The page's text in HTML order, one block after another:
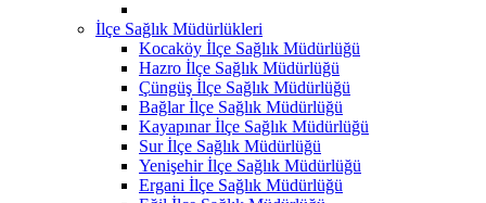
İlçe Sağlık Müdürlükleri
Kocaköy İlçe Sağlık Müdürlüğü
Hazro İlçe Sağlık Müdürlüğü
Çüngüş İlçe Sağlık Müdürlüğü
Bağlar İlçe Sağlık Müdürlüğü
Kayapınar İlçe Sağlık Müdürlüğü
Sur İlçe Sağlık Müdürlüğü
Yenişehir İlçe Sağlık Müdürlüğü
Ergani İlçe Sağlık Müdürlüğü